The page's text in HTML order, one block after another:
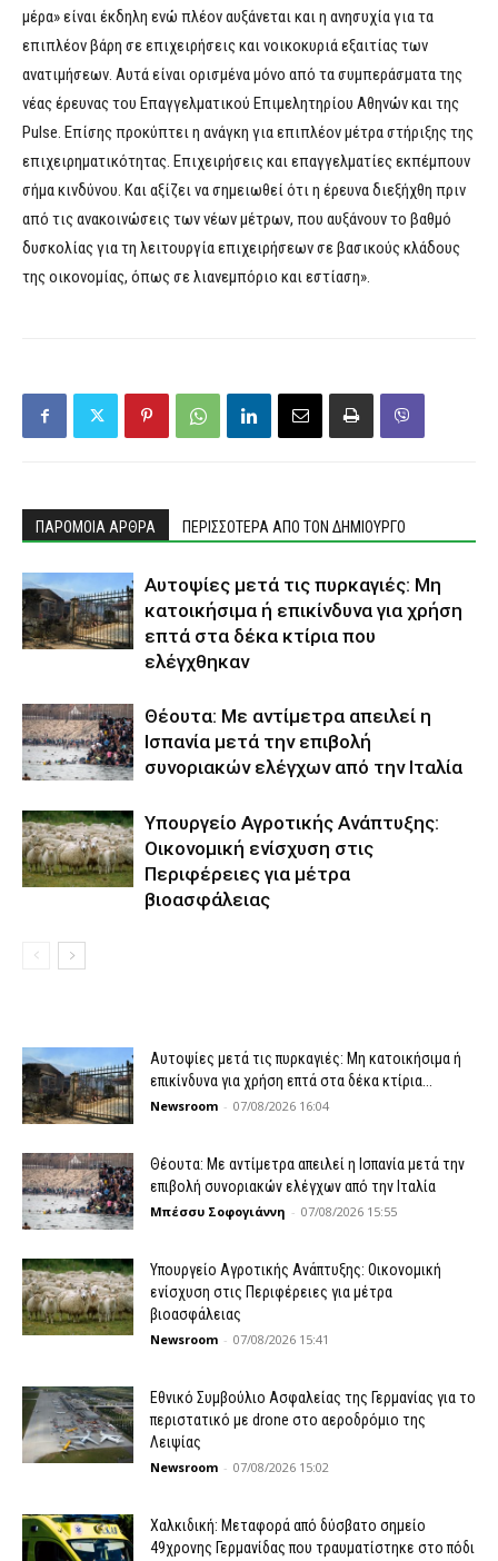
μέρα» είναι έκδηλη ενώ πλέον αυξάνεται και η ανησυχία για τα
επιπλέον βάρη σε επιχειρήσεις και νοικοκυριά εξαιτίας των
ανατιμήσεων. Αυτά είναι ορισμένα μόνο από τα συμπεράσματα της
νέας έρευνας του Επαγγελματικού Επιμελητηρίου Αθηνών και της
Pulse. Επίσης προκύπτει η ανάγκη για επιπλέον μέτρα στήριξης της
επιχειρηματικότητας. Επιχειρήσεις και επαγγελματίες εκπέμπουν
σήμα κινδύνου. Και αξίζει να σημειωθεί ότι η έρευνα διεξήχθη πριν
από τις ανακοινώσεις των νέων μέτρων, που αυξάνουν το βαθμό
δυσκολίας για τη λειτουργία επιχειρήσεων σε βασικούς κλάδους
της οικονομίας, όπως σε λιανεμπόριο και εστίαση».
ΠΑΡΟΜΟΙΑ ΑΡΘΡΑ ΠΕΡΙΣΣΟΤΕΡΑ ΑΠΟ ΤΟΝ ΔΗΜΙΟΥΡΓΟ
Αυτοψίες μετά τις πυρκαγιές: Μη
κατοικήσιμα ή επικίνδυνα για χρήση
επτά στα δέκα κτίρια που
ελέγχθηκαν
Θέουτα: Με αντίμετρα απειλεί η
Ισπανία μετά την επιβολή
συνοριακών ελέγχων από την Ιταλία
Υπουργείο Αγροτικής Ανάπτυξης:
Οικονομική ενίσχυση στις
Περιφέρειες για μέτρα
βιοασφάλειας
Αυτοψίες μετά τις πυρκαγιές: Μη κατοικήσιμα ή
επικίνδυνα για χρήση επτά στα δέκα κτίρια...
Newsroom - 07/08/2026 16:04
Θέουτα: Με αντίμετρα απειλεί η Ισπανία μετά την
επιβολή συνοριακών ελέγχων από την Ιταλία
Μπέσσυ Σοφογιάννη - 07/08/2026 15:55
Υπουργείο Αγροτικής Ανάπτυξης: Οικονομική
ενίσχυση στις Περιφέρειες για μέτρα
βιοασφάλειας
Newsroom - 07/08/2026 15:41
Εθνικό Συμβούλιο Ασφαλείας της Γερμανίας για το
περιστατικό με drone στο αεροδρόμιο της
Λειψίας
Newsroom - 07/08/2026 15:02
Χαλκιδική: Μεταφορά από δύσβατο σημείο
49χρονης Γερμανίδας που τραυματίστηκε στο πόδι